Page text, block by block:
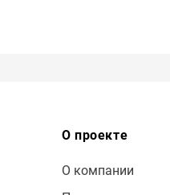
О проекте
О компании